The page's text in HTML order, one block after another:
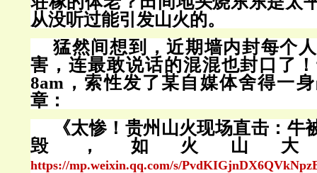
从没听过能引发山火的。
猛然间想到，近期墙内封每个
害，连最敢说话的混混也封口了
8am，索性发了某自媒体舍得一
章：
《太惨！贵州山火现场直击：牛
毁，如火山大
https://mp.weixin.qq.com/s/